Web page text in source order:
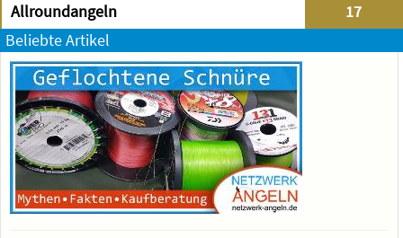
Allroundangeln
17
Beliebte Artikel